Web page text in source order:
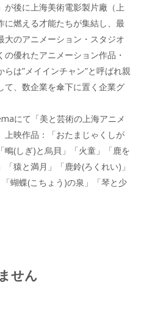
後に上海美術電影製片廠（上
燃える才能たちが集結し、最
のアニメーション・スタジオ
優れたアニメーション作品・
は”メイインチャン”と呼ばれ親
て、数企業を傘下に置く企業グ
にて「美と芸術の上海アニメ
上映作品：「おたまじゃくしが
(しぎ)と烏貝」「火童」「鹿を
猿と満月」「鹿鈴(ろくれい)」
蝴蝶(こちょう)の泉」「琴と少
せん